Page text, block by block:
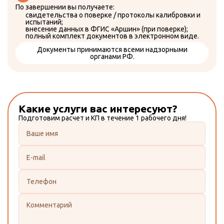
По завершении вы получаете:
свидетельства о поверке / протоколы калибровки и
испытаний;
внесение данных в ФГИС «Аршин» (при поверке);
полный комплект документов в электронном виде.
Документы принимаются всеми надзорными
органами РФ.
Какие услуги вас интересуют?
Подготовим расчет и КП в течение 1 рабочего дня!
Данное поле должно быть заполнено
Данное поле должно быть заполнено
Данное поле должно быть заполнено